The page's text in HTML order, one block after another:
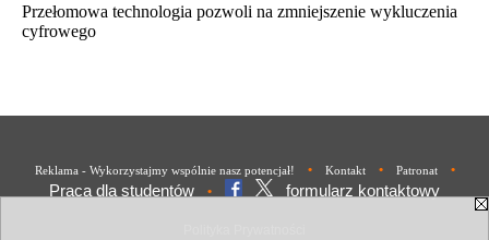
Przełomowa technologia pozwoli na zmniejszenie wykluczenia
cyfrowego
Reklama - Wykorzystajmy wspólnie nasz potencjał! • Kontakt • Patronat •
Praca dla studentów • formularz kontaktowy